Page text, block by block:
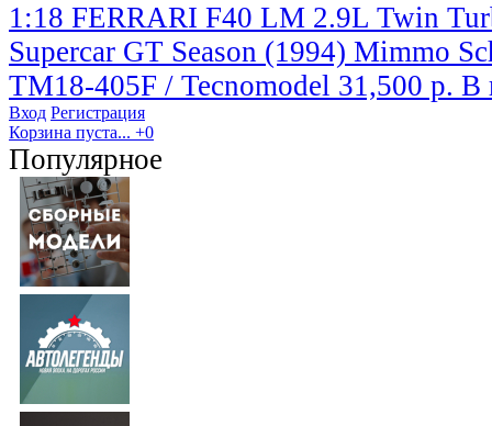
1:18 FERRARI F40 LM 2.9L Twin
Supercar GT Season (1994) Mimmo
TM18-405F / Tecnomodel 31,500 р. В
Вход Регистрация
Корзина пуста... +0
Популярное